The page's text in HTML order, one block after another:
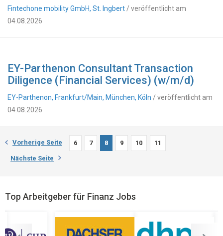
Fintechone mobility GmbH, St. Ingbert / veröffentlicht am
04.08.2026
EY-Parthenon Consultant Transaction
Diligence (Financial Services) (w/m/d)
EY-Parthenon, Frankfurt/Main, München, Köln / veröffentlicht am
04.08.2026
Vorherige Seite 6 7 8 9 10 11
Nächste Seite
Top Arbeitgeber für Finanz Jobs